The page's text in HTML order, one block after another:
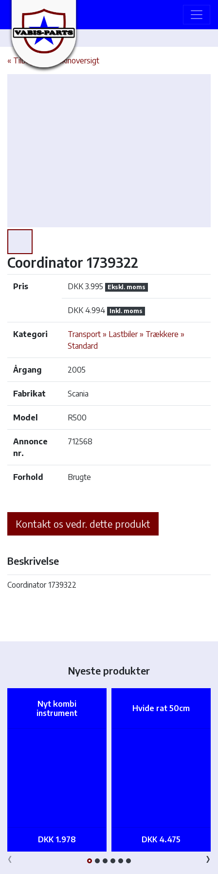
« Tilbage til maskinoversigt
Coordinator 1739322
Pris DKK 3.995 Ekskl. moms
DKK 4.994 Inkl. moms
Kategori
Transport » Lastbiler » Trækkere »
Standard
Årgang 2005
Fabrikat Scania
Model R500
Annonce
nr.
712568
Forhold Brugte
Kontakt os vedr. dette produkt
Beskrivelse
Coordinator 1739322
Nyeste produkter
Nyt kombi
instrument
DKK 1.978
Hvide rat 50cm
DKK 4.475
‹ ›